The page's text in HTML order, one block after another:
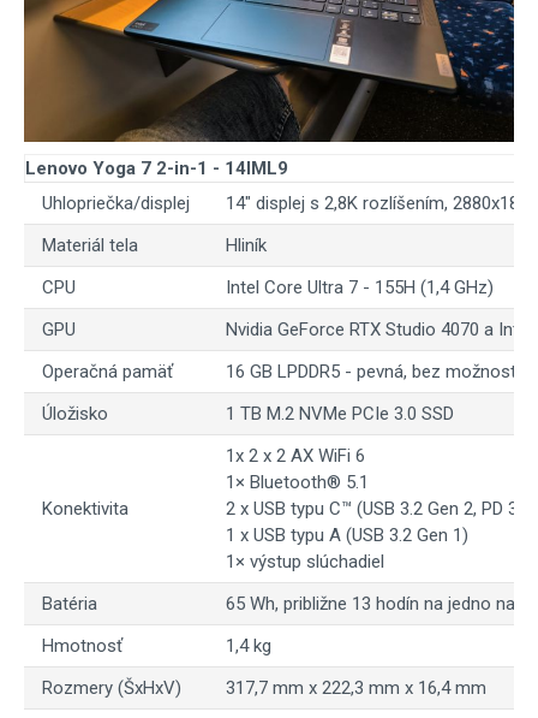
Lenovo Yoga 7 2-in-1 - 14IML9
Uhlopriečka/displej
14" displej s 2,8K rozlíšením,
Materiál tela
Hliník
CPU
Intel Core Ultra 7 - 155H (1,4 GHz)
GPU
Nvidia GeForce RTX Studio 4070 a Intel
Operačná pamäť
16 GB LPDDR5 - pevná, bez možnosti
Úložisko
1 TB M.2 NVMe PCIe 3.0 SSD
Konektivita
1x 2 x 2 AX WiFi 6
1× Bluetooth® 5.1
2 x USB typu C™ (USB 3.2 Gen 2, PD
1 x USB typu A (USB 3.2 Gen 1)
1× výstup slúchadiel
Batéria
65 Wh, približne 13 hodín na jedno
Hmotnosť
1,4 kg
Rozmery (ŠxHxV)
317,7 mm x 222,3 mm x 16,4 mm